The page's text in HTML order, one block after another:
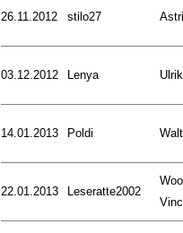
26.11.2012 stilo27
03.12.2012 Lenya
14.01.2013 Poldi
22.01.2013 Leseratte2002